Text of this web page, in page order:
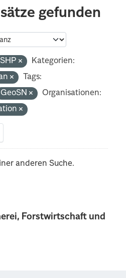
Forstwirtschaft und
gefunden
SHP
Kategorien:
Tags:
GeoSN
Organisationen:
anderen Suche.